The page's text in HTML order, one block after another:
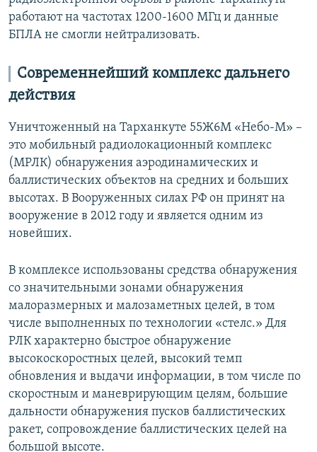
работают на частотах 1200-1600 МГц и данные
БПЛА не смогли нейтрализовать.
Современнейший комплекс дальнего
действия
Уничтоженный на Тарханкуте 55Ж6М «Небо-М» –
это мобильный радиолокационный комплекс
(МРЛК) обнаружения аэродинамических и
баллистических объектов на средних и больших
высотах. В Вооруженных силах РФ он принят на
вооружение в 2012 году и является одним из
новейших.
В комплексе использованы средства обнаружения
со значительными зонами обнаружения
малоразмерных и малозаметных целей, в том
числе выполненных по технологии «стелс.» Для
РЛК характерно быстрое обнаружение
высокоскоростных целей, высокий темп
обновления и выдачи информации, в том числе по
скоростным и маневрирующим целям, большие
дальности обнаружения пусков баллистических
ракет, сопровождение баллистических целей на
большой высоте.